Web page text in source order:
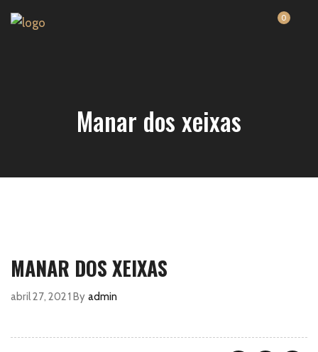
0
Manar dos xeixas
MANAR DOS XEIXAS
abril 27, 2021 By admin